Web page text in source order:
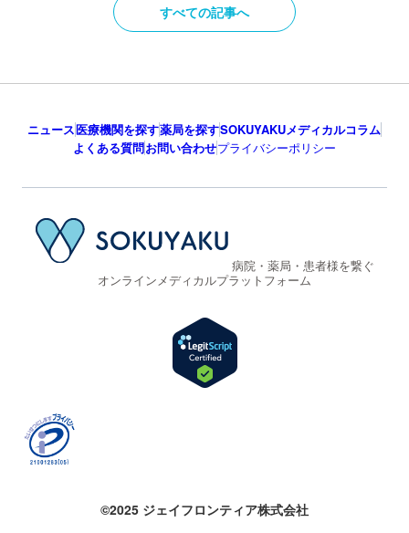
すべての記事へ
ニュース医療機関を探す薬局を探すSOKUYAKUメディカルコラム
よくある質問お問い合わせプライバシーポリシー
病院・薬局・患者様を繋ぐ
オンラインメディカルプラットフォーム
©2025 ジェイフロンティア株式会社